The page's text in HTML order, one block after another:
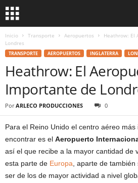
Inicio Transporte Aeropuertos
Heathrow: El
Londres
TRANSPORTE AEROPUERTOS INGLATERRA
Heathrow: El
Importante de
Por ARLECO PRODUCCIONES 0
Para el Reino Unido el centro aéreo
encontrar es el Aeropuerto
así el que recibe a la mayor cantidad de
esta parte de Europa , aparte de
ser de los de mayor actividad a nivel